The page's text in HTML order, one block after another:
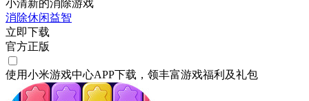
小清新的消除游戏
消除休闲益智
立即下载
官方正版
使用小米游戏中心APP下载 ，领丰富游戏福利 及礼包